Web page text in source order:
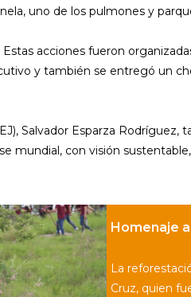
uno de los pulmones y
acciones fueron
y también se entregó un
Salvador Esparza
mundial, con visión
Homenaje
La
Cruz, quien